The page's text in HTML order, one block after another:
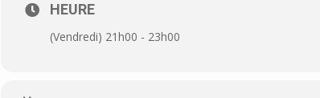
HEURE
(Vendredi) 21h00 - 23h00